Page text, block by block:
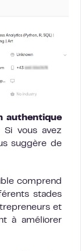
authentique
Si vous avez
suggère de
comprend
stades
et
à améliorer